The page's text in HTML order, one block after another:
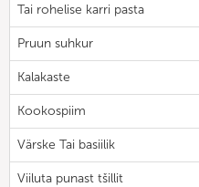
Tai rohelise karri pasta
Pruun suhkur
Kalakaste
Kookospiim
Värske Tai basiilik
Viiluta punast tšillit